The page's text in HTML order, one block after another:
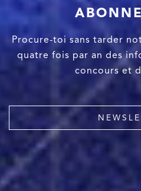
Procure-toi sans tarder
quatre fois par an des
concours et